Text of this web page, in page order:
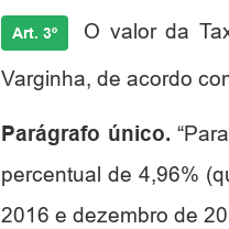
Art. 3º O valor da
Varginha, de acordo
Parágrafo único.
percentual de 4,96%
2016 e dezembro de